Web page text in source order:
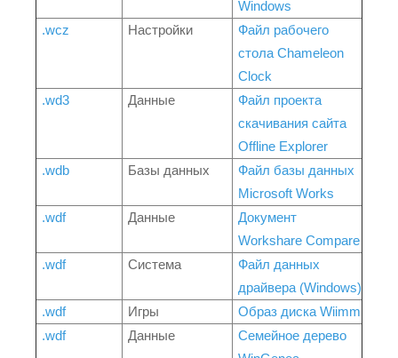
Windows
.wcz
Настройки
Файл рабочего
стола Chameleon
Clock
.wd3
Данные
Файл проекта
скачивания сайта
Offline Explorer
.wdb
Базы данных
Файл базы данных
Microsoft Works
.wdf
Данные
Документ
Workshare Compare
.wdf
Система
Файл данных
драйвера (Windows)
.wdf
Игры
Образ диска Wiimm
.wdf
Данные
Семейное дерево